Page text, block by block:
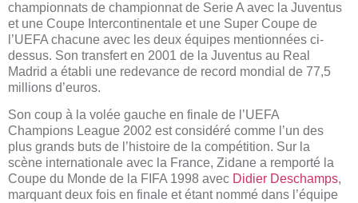
championnats de championnat de Serie A avec la Juventus
et une Coupe Intercontinentale et une Super Coupe de
l’UEFA chacune avec les deux équipes mentionnées ci-
dessus. Son transfert en 2001 de la Juventus au Real
Madrid a établi une redevance de record mondial de 77,5
millions d’euros.
Son coup à la volée gauche en finale de l’UEFA
Champions League 2002 est considéré comme l’un des
plus grands buts de l’histoire de la compétition. Sur la
scène internationale avec la France, Zidane a remporté la
Coupe du Monde de la FIFA 1998 avec Didier Deschamps,
marquant deux fois en finale et étant nommé dans l’équipe